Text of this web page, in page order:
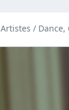
Artistes / Dance,